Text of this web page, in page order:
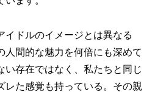
イドルのイメージとは異なる
人間的な魅力を何倍にも深めて
い存在ではなく、私たちと同じ
レた感覚も持っている。その親